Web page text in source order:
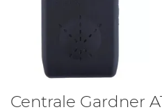
Centrale Gardner